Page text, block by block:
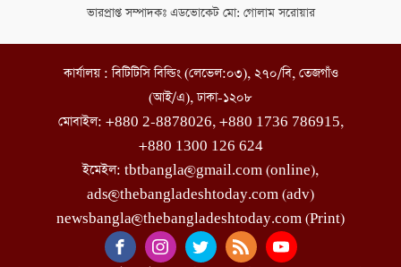
ভারপ্রাপ্ত সম্পাদকঃ এডভোকেট মো: গোলাম সরোয়ার
কার্যালয় : বিটিটিসি বিল্ডিং (লেভেল:০৩), ২৭০/বি, তেজগাঁও
(আই/এ), ঢাকা-১২০৮
মোবাইল: +880 2-8878026, +880 1736 786915,
+880 1300 126 624
ইমেইল: tbtbangla@gmail.com (online),
ads@thebangladeshtoday.com (adv)
newsbangla@thebangladeshtoday.com (Print)